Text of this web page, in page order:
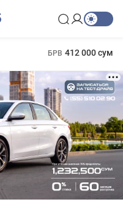
БРВ 412 000 сум